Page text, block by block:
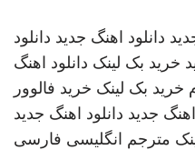
دانلود اهنگ جدید دانلود
خرید بک لینک دانلود اهنگ
خرید بک لینک خرید فالوور
اهنگ جدید دانلود اهنگ جدید
مترجم انگلیسی فارسی